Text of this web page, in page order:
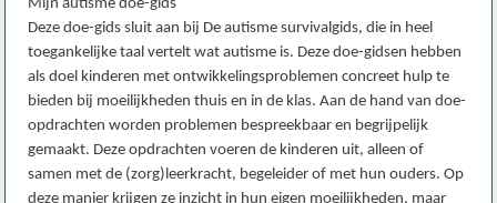
Mijn autisme doe-gids
Deze doe-gids sluit aan bij De autisme survivalgids, die in heel
toegankelijke taal vertelt wat autisme is. Deze doe-gidsen hebben
als doel kinderen met ontwikkelingsproblemen concreet hulp te
bieden bij moeilijkheden thuis en in de klas. Aan de hand van doe-
opdrachten worden problemen bespreekbaar en begrijpelijk
gemaakt. Deze opdrachten voeren de kinderen uit, alleen of
samen met de (zorg)leerkracht, begeleider of met hun ouders. Op
deze manier krijgen ze inzicht in hun eigen moeilijkheden, maar